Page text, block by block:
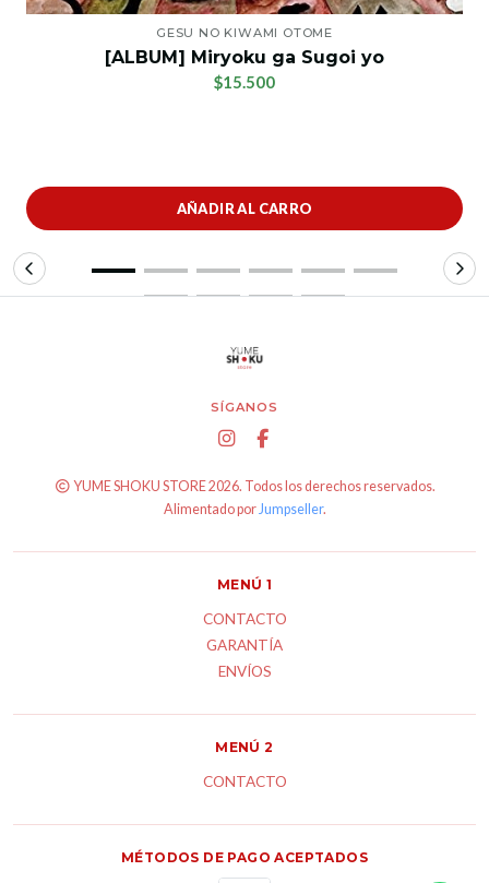
GESU NO KIWAMI OTOME
[ALBUM] Miryoku ga Sugoi yo
$15.500
AÑADIR AL CARRO
SÍGANOS
YUME SHOKU STORE 2026. Todos los derechos reservados.
Alimentado porJumpseller.
MENÚ 1
CONTACTO
GARANTÍA
ENVÍOS
MENÚ 2
CONTACTO
MÉTODOS DE PAGO ACEPTADOS